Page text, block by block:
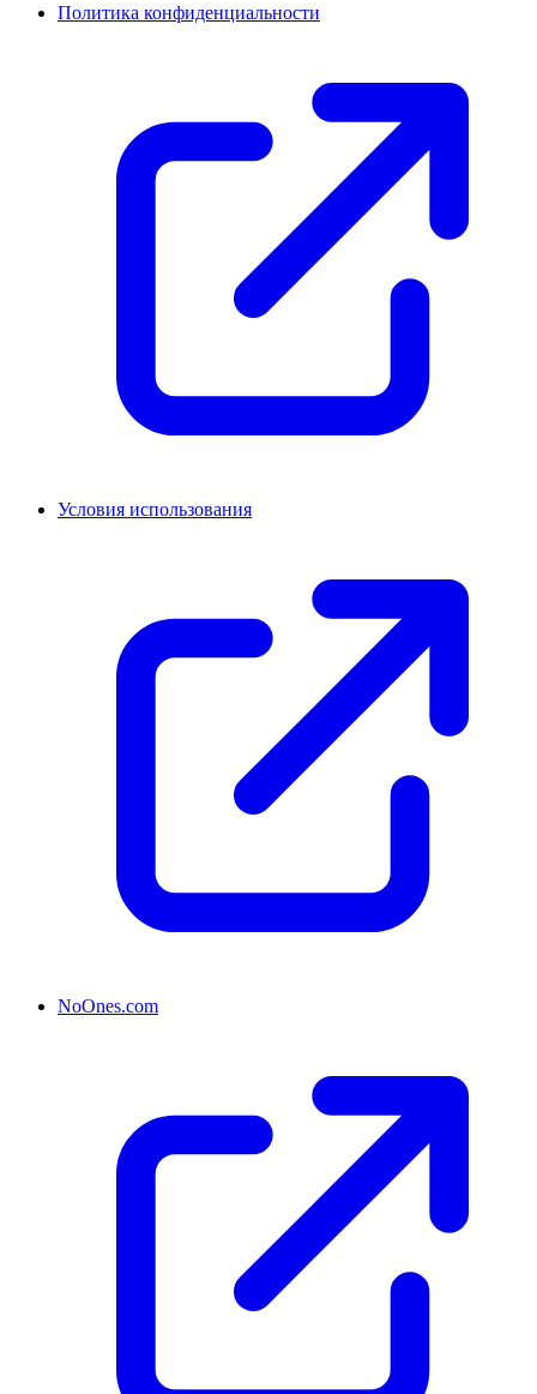
Политика конфиденциальности
Условия использования
NoOnes.com